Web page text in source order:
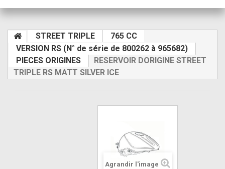
STREET TRIPLE
765 CC
VERSION RS (N° de série de 800262 à 965682)
PIECES ORIGINES
RESERVOIR DORIGINE STREET
TRIPLE RS MATT SILVER ICE
Agrandir l'image